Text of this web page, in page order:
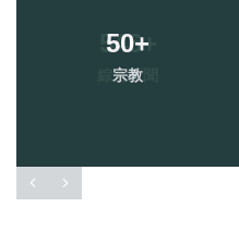
50+
宗教